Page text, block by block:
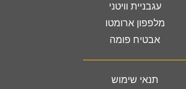
עגבניית וויטני
מלפפון ארומטו
אבטיח פומה
תנאי שימוש